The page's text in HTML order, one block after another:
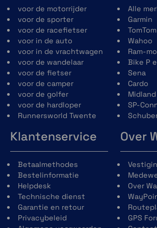
Performance functies
Endurance score
trainingsbelasting en andere
je met deze functie je vermogen
langdurige inspanningen te
voor de motorrijder
voor de sporter
voor de racefietser
voor in de auto
voor in de vrachtwagen
voor de wandelaar
voor de fietser
voor de camper
voor de golfer
voor de hardloper
Runnersworld Twente
Alle
Garmin
TomTom
Wahoo
Ram-
Bike P
Sena
Cardo
Midland
SP-
Klantenservice
Betaalmethodes
Bestelinformatie
Helpdesk
Technische dienst
Garantie en retour
Privacybeleid
Over
Over
GPS